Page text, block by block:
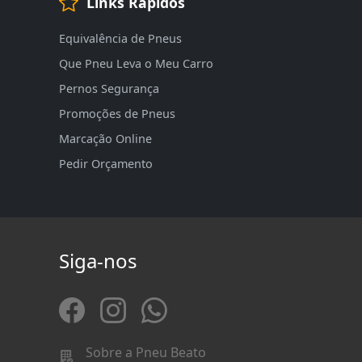
Equivalência de Pneus
Que Pneu Leva o Meu Carro
Pernos Segurança
Promoções de Pneus
Marcação Online
Pedir Orçamento
Siga-nos
Sobre a Pneu Beato